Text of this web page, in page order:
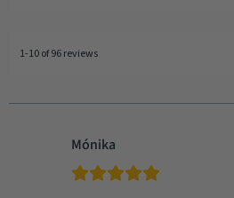
1-10 of 96 reviews
Mónika